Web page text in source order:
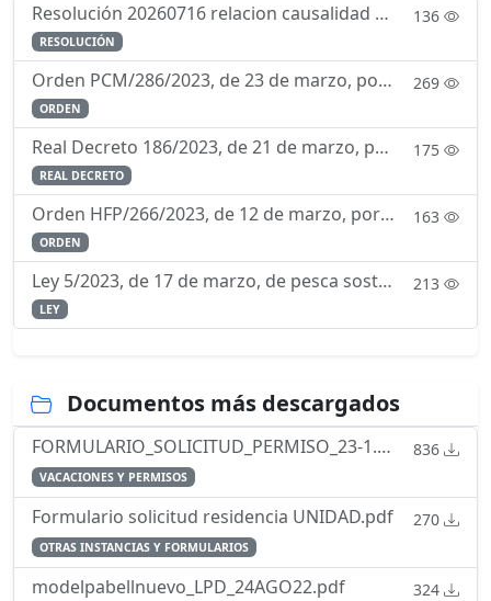
Resolución 20260716 relacion causalidad servicio enfermedad 136
RESOLUCIÓN
Orden PCM/286/2023, de 23 de marzo, por la que se regula el currículo de la enseñanza de formación para la incorporación a la Escala de Oficiales del Cuerpo de la Guardia Civil mediante la forma de in 269
ORDEN
Real Decreto 186/2023, de 21 de marzo, por el que se aprueba el Reglamento de Ordenación de la Navegación Marítima. 175
REAL DECRETO
Orden HFP/266/2023, de 12 de marzo, por la que se determina la composición y funcionamiento de la Comisión Permanente de Selección. 163
ORDEN
Ley 5/2023, de 17 de marzo, de pesca sostenible e investigación pesquera. 213
LEY
Documentos más descargados
FORMULARIO_SOLICITUD_PERMISO_23-1.pdf 836
VACACIONES Y PERMISOS
Formulario solicitud residencia UNIDAD.pdf 270
OTRAS INSTANCIAS Y FORMULARIOS
modelpabellnuevo_LPD_24AGO22.pdf 324